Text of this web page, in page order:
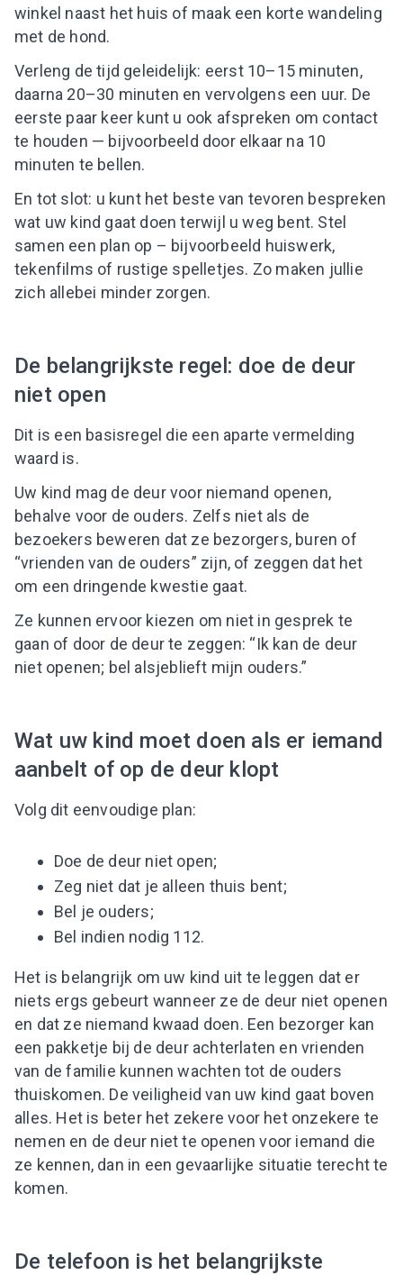
winkel naast het huis of maak een korte wandeling
met de hond.
Verleng de tijd geleidelijk: eerst 10–15 minuten,
daarna 20–30 minuten en vervolgens een uur. De
eerste paar keer kunt u ook afspreken om contact
te houden — bijvoorbeeld door elkaar na 10
minuten te bellen.
En tot slot: u kunt het beste van tevoren bespreken
wat uw kind gaat doen terwijl u weg bent. Stel
samen een plan op – bijvoorbeeld huiswerk,
tekenfilms of rustige spelletjes. Zo maken jullie
zich allebei minder zorgen.
De belangrijkste regel: doe de deur
niet open
Dit is een basisregel die een aparte vermelding
waard is.
Uw kind mag de deur voor niemand openen,
behalve voor de ouders. Zelfs niet als de
bezoekers beweren dat ze bezorgers, buren of
“vrienden van de ouders” zijn, of zeggen dat het
om een dringende kwestie gaat.
Ze kunnen ervoor kiezen om niet in gesprek te
gaan of door de deur te zeggen: “Ik kan de deur
niet openen; bel alsjeblieft mijn ouders.”
Wat uw kind moet doen als er iemand
aanbelt of op de deur klopt
Volg dit eenvoudige plan:
Doe de deur niet open;
Zeg niet dat je alleen thuis bent;
Bel je ouders;
Bel indien nodig 112.
Het is belangrijk om uw kind uit te leggen dat er
niets ergs gebeurt wanneer ze de deur niet openen
en dat ze niemand kwaad doen. Een bezorger kan
een pakketje bij de deur achterlaten en vrienden
van de familie kunnen wachten tot de ouders
thuiskomen. De veiligheid van uw kind gaat boven
alles. Het is beter het zekere voor het onzekere te
nemen en de deur niet te openen voor iemand die
ze kennen, dan in een gevaarlijke situatie terecht te
komen.
De telefoon is het belangrijkste